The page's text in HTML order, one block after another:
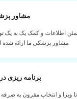
مشاور
اطلاعات و کمک یک به یک
مشاور پزشکی ما ارائه
برنامه ریزی
تا ویزا و انتخاب مقرون به